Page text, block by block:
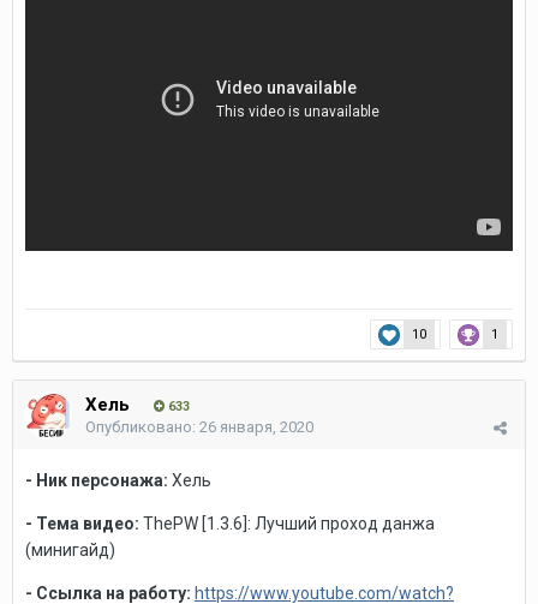
10 1
Хель 633
Опубликовано: 26 января, 2020
- Ник персонажа: Хель
- Тема видео: ThePW [1.3.6]: Лучший проход данжа
(минигайд)
- Ссылка на работу: https://www.youtube.com/watch?